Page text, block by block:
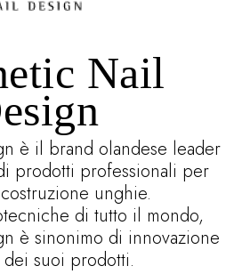
Nail
è il brand olandese leader
prodotti professionali per
unghie.
di tutto il mondo,
è sinonimo di innovazione
suoi prodotti.